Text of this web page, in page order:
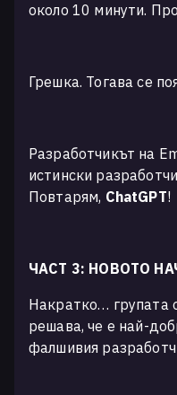
около 10 минути.
Грешка. Тогава се
Разработчикът на
истински
Повтарям, ChatGPT!
ЧАСТ 3: НОВОТО
Накратко… групата
решава, че е най-
фалшивия